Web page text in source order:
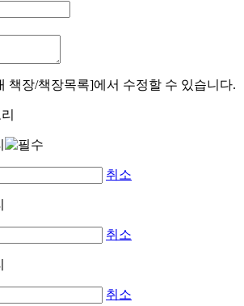
책장/책장목록]에서 수정할 수 있습니다.
취소
취소
취소